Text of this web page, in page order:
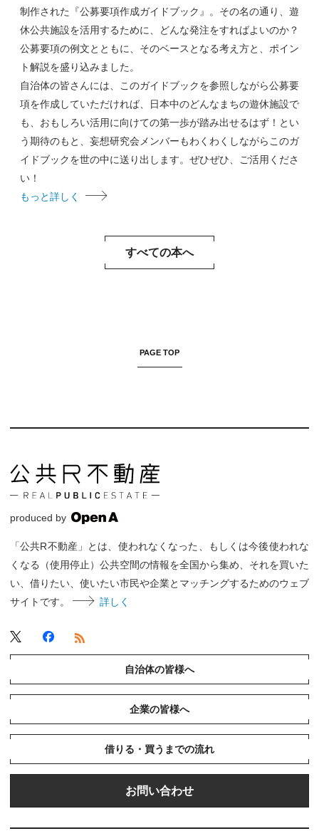
制作された『公募要項作成ガイドブック』。その名の通り、遊
休公共施設を活用するために、どんな発注をすればよいのか？
公募要項の例文とともに、そのベースとなる考え方と、ポイン
ト解説を盛り込みました。
自治体の皆さんには、このガイドブックを参照しながら公募要
項を作成していただければ、日本中のどんなまちの遊休施設で
も、おもしろい活用に向けての第一歩が踏み出せるはず！とい
う期待のもと、妄想研究会メンバーもわくわくしながらこのガ
イドブックを世の中に送り出します。ぜひぜひ、ご活用くださ
い！
もっと詳しく
すべての本へ
PAGE TOP
produced by
「公共R不動産」とは、使われなくなった、もしくは今後使われな
くなる（使用停止）公共空間の情報を全国から集め、それを買いた
い、借りたい、使いたい市民や企業とマッチングするためのウェブ
サイトです。
詳しく
自治体の皆様へ
企業の皆様へ
借りる・買うまでの流れ
お問い合わせ